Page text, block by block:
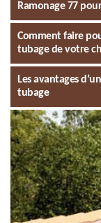
Ramonage 77
Comment faire
tubage de votre
Les avantages
tubage